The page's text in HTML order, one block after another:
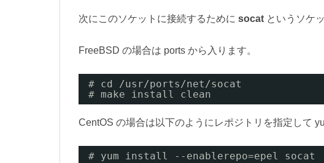
次にこのソケットに接続するために socat というソケ
FreeBSD の場合は ports から入ります。
# cd /usr/ports/net/socat
# make install clean
CentOS の場合は以下のようにレポジトリを指定して
# yum install --enablerepo=epel socat